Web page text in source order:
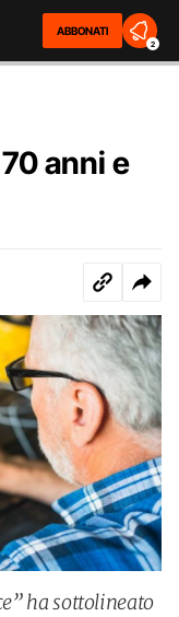
ABBONATI
2
anni e
ha sottolineato